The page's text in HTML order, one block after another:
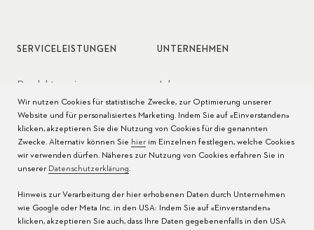
SERVICELEISTUNGEN
Produktservice
Pflege der Uhr
Bedienungsanleitungen
FAQ
Servicezentren
UNTERNEHMEN
Jobs
Presse
Kontakt
Wir nutzen Cookies für statistische Zwecke, zur Optimierung unserer
Website und für personalisiertes Marketing. Indem Sie auf «Einverstanden»
klicken, akzeptieren Sie die Nutzung von Cookies für die genannten
Zwecke. Alternativ können Sie hierim Einzelnen festlegen, welche Cookies
wir verwenden dürfen. Näheres zur Nutzung von Cookies erfahren Sie in
unserer Datenschutzerklärung.
Hinweis zur Verarbeitung der hier erhobenen Daten durch Unternehmen
wie Google oder Meta Inc. in den USA: Indem Sie auf «Einverstanden»
klicken, akzeptieren Sie auch, dass Ihre Daten gegebenenfalls in den USA